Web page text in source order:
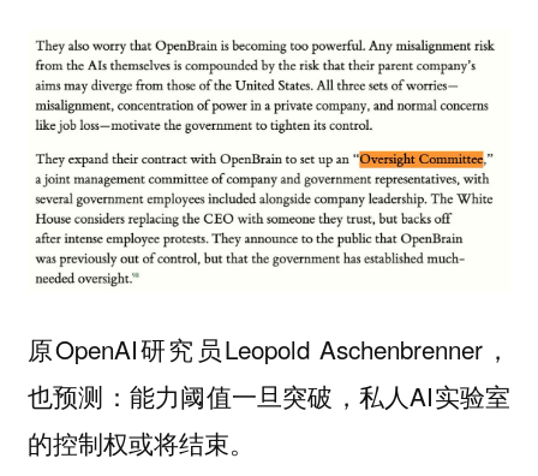
原OpenAI研究员Leopold Aschenbrenner，
也预测：能力阈值一旦突破，私人AI实验室
的控制权或将结束。